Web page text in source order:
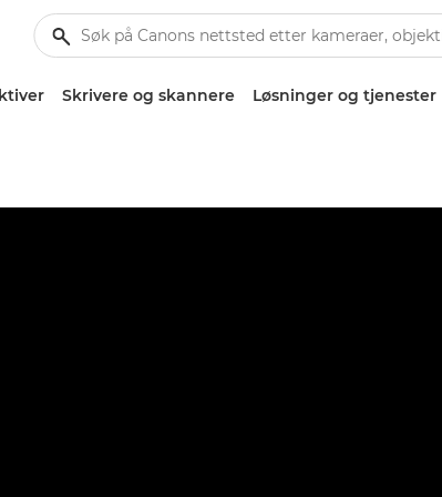
Skrivere og skannere Løsninger og tjenester